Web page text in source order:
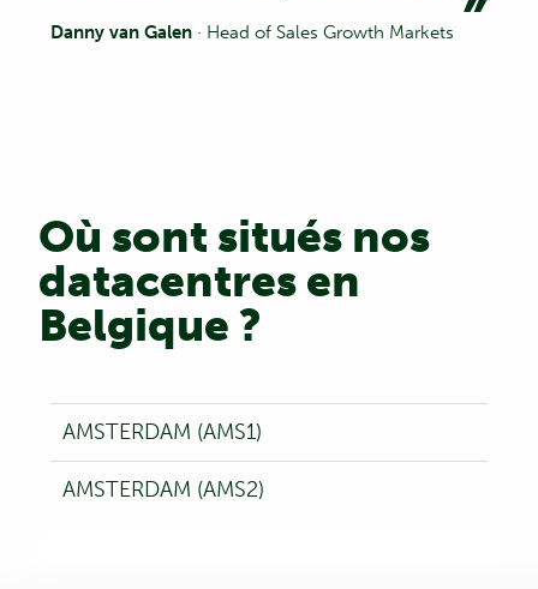
Danny van Galen · Head of Sales Growth Markets
Où sont situés nos
datacentres en
Belgique ?
AMSTERDAM (AMS1)
AMSTERDAM (AMS2)